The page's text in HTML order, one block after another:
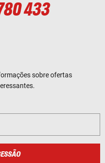
433
sobre ofertas